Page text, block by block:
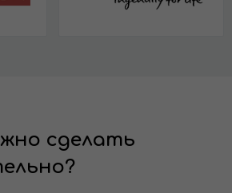
сделать